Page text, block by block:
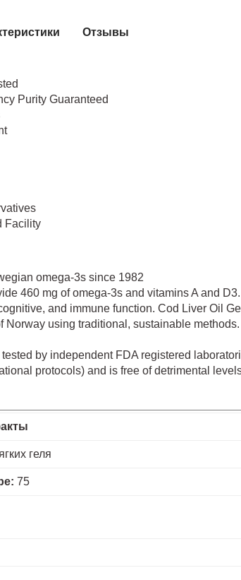
Purity Guaranteed
Facility
omega-3s since 1982
460 mg of omega-3s and vitamins A and
and immune function. Cod Liver Oil
Norway using traditional, sustainable methods.
by independent FDA registered
protocols) and is free of detrimental
геля
75
Отзывы